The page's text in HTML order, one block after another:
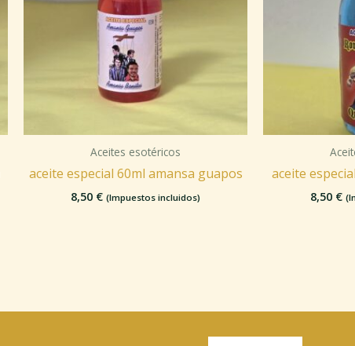
Aceites esotéricos
aceite especial 60ml amansa guapos
8,50 € (Impuestos incluidos)
aceite
8,50 €